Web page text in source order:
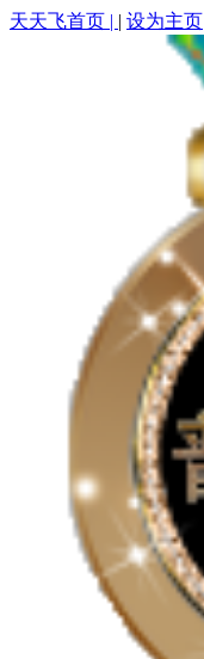
天天飞首页 | | 设为主页